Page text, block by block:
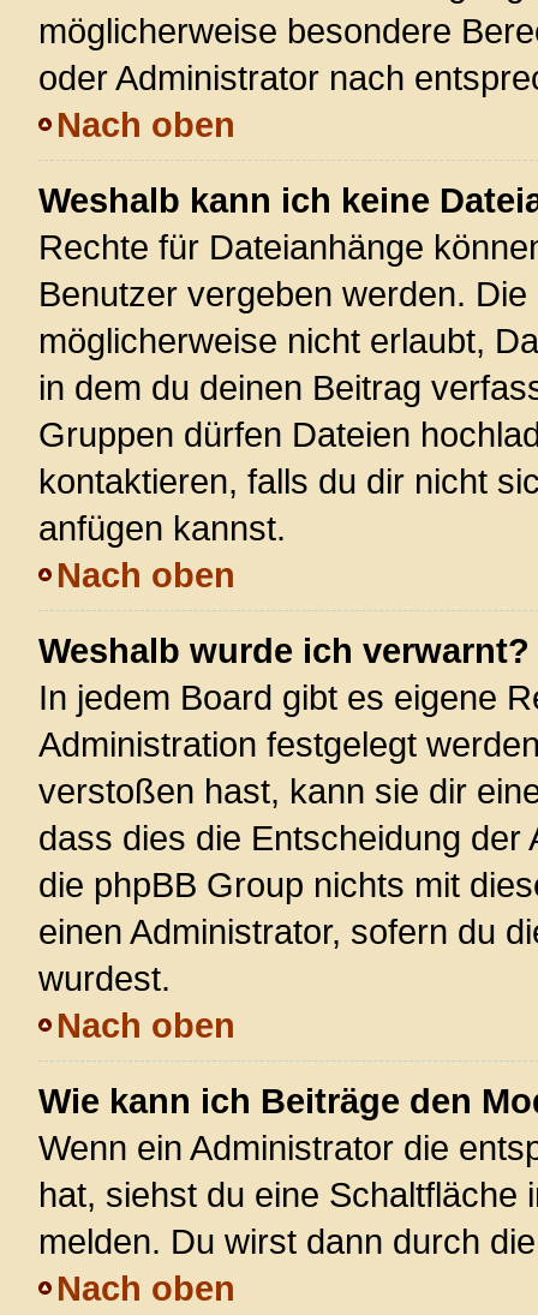
möglicherweise besondere
oder Administrator nach
Nach oben
Weshalb kann ich keine
Rechte für Dateianhänge
Benutzer vergeben werden.
möglicherweise nicht erlaubt,
in dem du deinen Beitrag
Gruppen dürfen Dateien
kontaktieren, falls du dir nicht
anfügen kannst.
Nach oben
Weshalb wurde ich verwarnt?
In jedem Board gibt es eigene
Administration festgelegt
verstoßen hast, kann sie dir
dass dies die Entscheidung
die phpBB Group nichts mit
einen Administrator, sofern du
wurdest.
Nach oben
Wie kann ich Beiträge den
Wenn ein Administrator die
hat, siehst du eine
melden. Du wirst dann durch
Nach oben